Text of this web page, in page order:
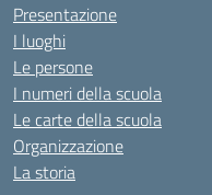
Presentazione
I luoghi
Le persone
I numeri della scuola
Le carte della scuola
Organizzazione
La storia